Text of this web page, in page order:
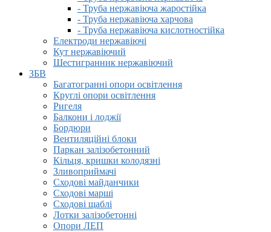
- Труба нержавіюча жаростійка
- Труба нержавіюча харчова
- Труба нержавіюча кислотностійка
Електроди нержавіючі
Кут нержавіючий
Шестигранник нержавіючий
ЗБВ
Багатогранні опори освітлення
Круглі опори освітлення
Ригеля
Балкони і лоджії
Бордюри
Вентиляційні блоки
Паркан залізобетонний
Кільця, кришки колодязні
Зливоприймачі
Сходові майданчики
Сходові марші
Сходові щаблі
Лотки залізобетонні
Опори ЛЕП